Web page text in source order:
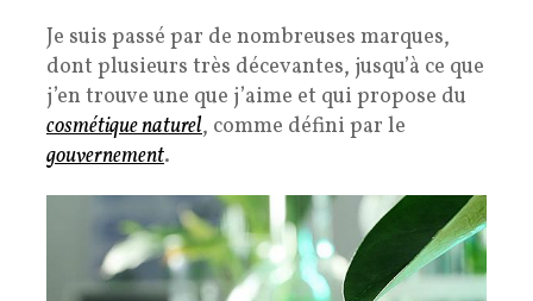
Je suis passé par de nombreuses marques,
dont plusieurs très décevantes, jusqu’à ce que
j’en trouve une que j’aime et qui propose du
cosmétique naturel, comme défini par le
gouvernement.